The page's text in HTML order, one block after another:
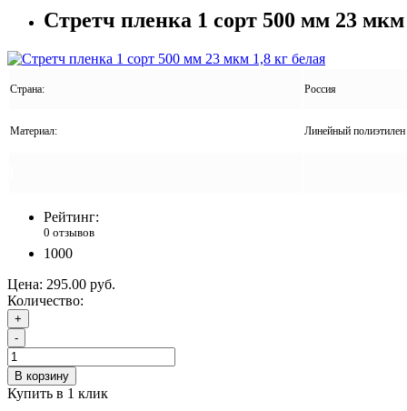
Стретч пленка 1 сорт 500 мм 23 мкм
Страна: Россия
Материал: Линейный полиэтилен
Рейтинг:
0 отзывов
1000
Цена: 295.00 руб.
Количество:
+
-
В корзину
Купить в 1 клик